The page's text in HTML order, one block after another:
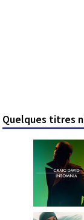
Quelques titres